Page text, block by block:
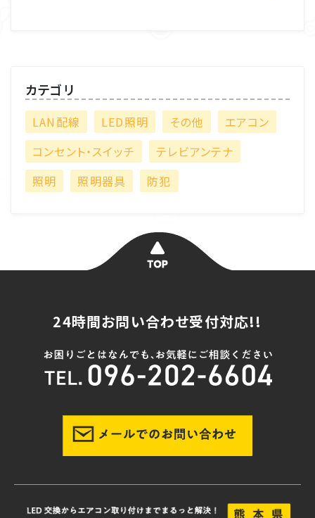
カテゴリ
LAN配線 LED照明 その他
エアコン
コンセント・スイッチ
テレビアンテナ
照明
照明器具 防犯
24時間お問い合わせ受付対応!!